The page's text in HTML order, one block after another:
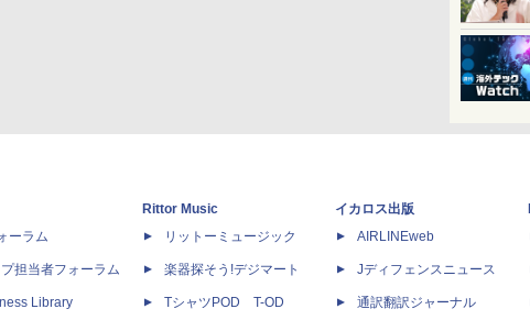
ーラム
担当者フォーラム
Library
Rittor Music
リットーミュージック
楽器探そう!デジマート
TシャツPOD T-OD
イカロス出版
AIRLINEweb
Jディフェンスニュース
通訳翻訳ジャーナル